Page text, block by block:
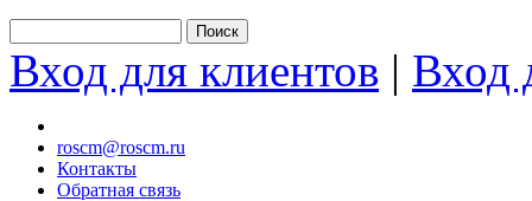
Вход для клиентов | Вход
roscm@roscm.ru
Контакты
Обратная связь